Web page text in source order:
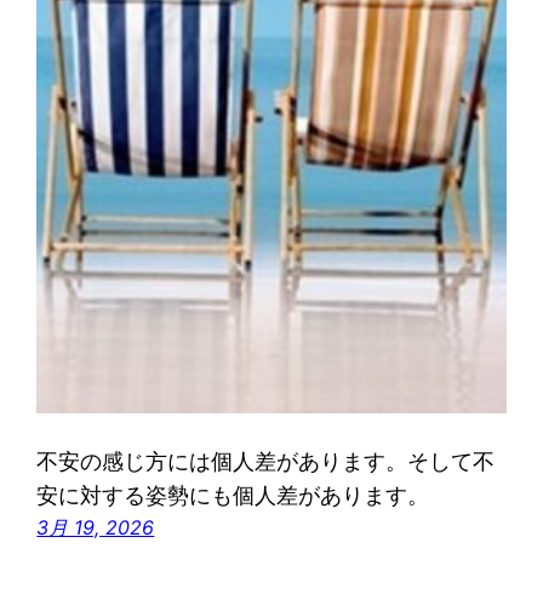
不安の感じ方には個人差があります。そして不
安に対する姿勢にも個人差があります。
3月 19, 2026